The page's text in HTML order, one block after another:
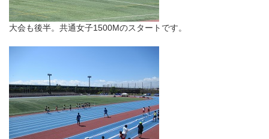
大会も後半。共通女子1500Mのスタートです。